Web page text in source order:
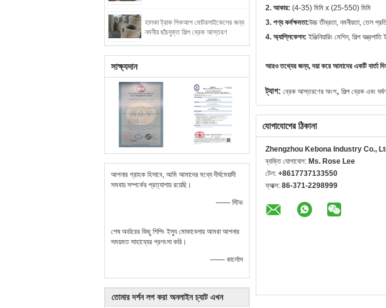
হালকা ট্রাক পিকআপ মোটরসাইকেলের জন্য
নমনীয় ছাঁচযুক্ত শিল্প ব্রেক আস্তরণ
সাক্ষ্যদান
আপনার গ্রাহক হিসাবে, আমি আমাদের মধ্যে দীর্ঘমেয়াদী
সমবায় সম্পর্কের প্রত্যাশায় রয়েছি।
—— স্টিভ
শেষ অর্ডারের কিছু শিপিং ইস্যু মোকাবেলায় আমরা আপনার
সময়মত সাহায্যের প্রশংসা করি।
—— কার্লোস
তোমার দর্শন লগ করা অনলাইন চ্যাট এখন
2. আকার: (4-35) মিমি x (25-550) মিমি
3. পণ্য কর্মক্ষমতা:উচ্চ তীব্রতা, নমনীয়তা, তেল
4. অ্যাপ্লিকেশন: ইঞ্জিনিয়ারিং মেশিন, শিল্প
আরও তথ্যের জন্য, দয়া করে আমাদের একটি বার্তা
ট্যাগ: ব্রেক আস্তরণের অংশ, শিল্প ব্রেক এবং
যোগাযোগের ঠিকানা
Zhengzhou Kebona Industry Co.,
ব্যক্তি যোগাযোগ: Ms. Rose Lee
টেল: +8617737133550
ফ্যাক্স: 86-371-2298999